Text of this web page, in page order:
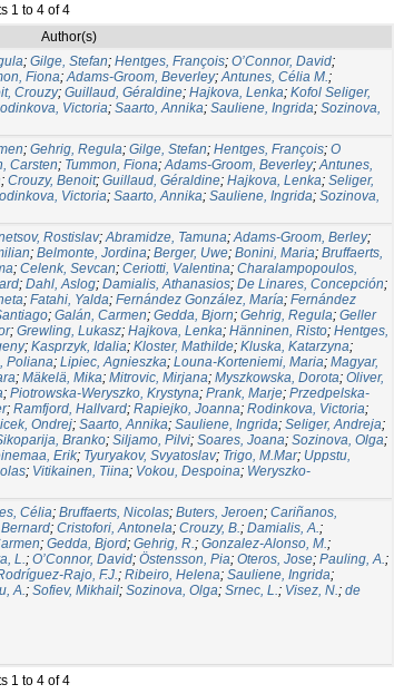
1 to 4 of 4
Author(s)
; Gilge, Stefan; Hentges, François; O’Connor, David;
Fiona;Adams-Groom, Beverley;Antunes, Célia M.;
Crouzy; Guillaud, Géraldine; Hajkova, Lenka; Kofol Seliger,
Victoria; Saarto, Annika; Sauliene, Ingrida; Sozinova,
; Gehrig, Regula; Gilge, Stefan; Hentges, François; O
Carsten; Tummon, Fiona;Adams-Groom, Beverley;Antunes,
; Crouzy, Benoit; Guillaud, Géraldine; Hajkova, Lenka; Seliger,
Victoria; Saarto, Annika; Sauliene, Ingrida; Sozinova,
Rostislav;Abramidze, Tamuna;Adams-Groom, Berley;
; Belmonte, Jordina; Berger, Uwe; Bonini, Maria; Bruffaerts,
; Celenk, Sevcan; Ceriotti, Valentina; Charalampopoulos,
; Dahl, Aslog; Damialis, Athanasios; De Linares, Concepción;
; Fatahi, Yalda; Fernández González, María; Fernández
; Galán, Carmen; Gedda, Bjorn; Gehrig, Regula; Geller
; Grewling, Lukasz; Hajkova, Lenka; Hänninen, Risto; Hentges,
; Kasprzyk, Idalia; Kloster, Mathilde; Kluska, Katarzyna;
Poliana; Lipiec, Agnieszka; Louna-Korteniemi, Maria; Magyar,
; Mäkelä, Mika; Mitrovic, Mirjana; Myszkowska, Dorota; Oliver,
; Piotrowska-Weryszko, Krystyna; Prank, Marje; Przedpelska-
; Ramfjord, Hallvard; Rapiejko, Joanna; Rodinkova, Victoria;
Ondrej; Saarto, Annika; Sauliene, Ingrida; Seliger, Andreja;
Branko; Siljamo, Pilvi; Soares, Joana; Sozinova, Olga;
Erik; Tyuryakov, Svyatoslav; Trigo, M.Mar; Uppstu,
; Vitikainen, Tiina; Vokou, Despoina; Weryszko-
Célia; Bruffaerts, Nicolas; Buters, Jeroen; Cariñanos,
; Cristofori, Antonela; Crouzy, B.; Damialis, A.;
; Gedda, Bjord; Gehrig, R.; Gonzalez-Alonso, M.;
L.; O’Connor, David; Östensson, Pia; Oteros, Jose; Pauling, A.;
Rajo, F.J.; Ribeiro, Helena; Sauliene, Ingrida;
A.; Sofiev, Mikhail; Sozinova, Olga; Srnec, L.; Visez, N.; de
1 to 4 of 4